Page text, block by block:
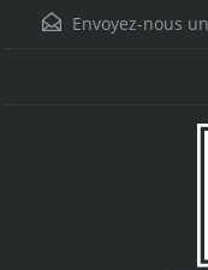
Envoyez-nous